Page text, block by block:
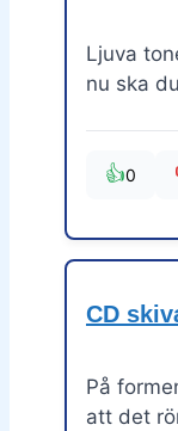
Ljuva
nu ska
👍0
CD
På
att det